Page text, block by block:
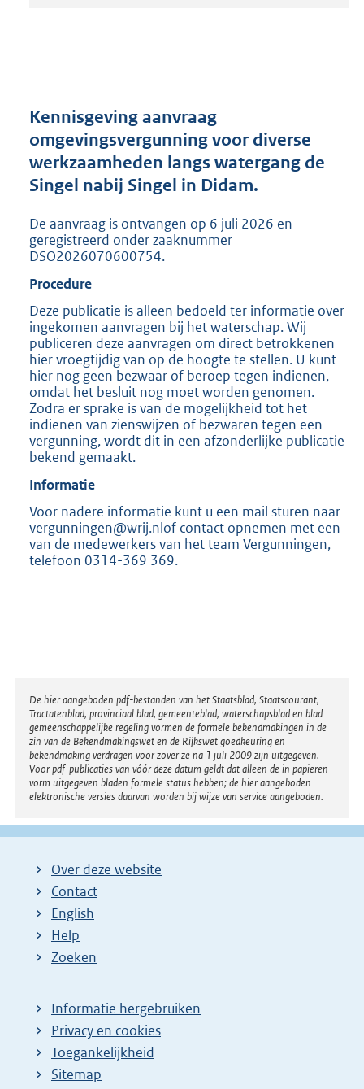
r
o
t
t
2
0
Kennisgeving aanvraag
omgevingsvergunning voor diverse
werkzaamheden langs watergang de
Singel nabij Singel in Didam.
De aanvraag is ontvangen op 6 juli 2026 en
geregistreerd onder zaaknummer
DSO2026070600754.
Procedure
Deze publicatie is alleen bedoeld ter informatie over
ingekomen aanvragen bij het waterschap. Wij
publiceren deze aanvragen om direct betrokkenen
hier vroegtijdig van op de hoogte te stellen. U kunt
hier nog geen bezwaar of beroep tegen indienen,
omdat het besluit nog moet worden genomen.
Zodra er sprake is van de mogelijkheid tot het
indienen van zienswijzen of bezwaren tegen een
vergunning, wordt dit in een afzonderlijke publicatie
bekend gemaakt.
Informatie
Voor nadere informatie kunt u een mail sturen naar
vergunningen@wrij.nlof contact opnemen met een
van de medewerkers van het team Vergunningen,
telefoon 0314-369 369.
Disclaimer
De hier aangeboden pdf-bestanden van het Staatsblad, Staatscourant,
Tractatenblad, provinciaal blad, gemeenteblad, waterschapsblad en blad
gemeenschappelijke regeling vormen de formele bekendmakingen in de
zin van de Bekendmakingswet en de Rijkswet goedkeuring en
bekendmaking verdragen voor zover ze na 1 juli 2009 zijn uitgegeven.
Voor pdf-publicaties van vóór deze datum geldt dat alleen de in papieren
vorm uitgegeven bladen formele status hebben; de hier aangeboden
elektronische versies daarvan worden bij wijze van service aangeboden.
Over deze website
Contact
English
Help
Zoeken
Informatie hergebruiken
Privacy en cookies
Toegankelijkheid
Sitemap